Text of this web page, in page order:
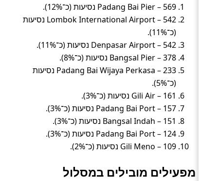
Padang Bai Pier – 569 נסיעות (כ־12%).
Lombok International Airport – 542 נסיעות
(כ־11%).
Denpasar Airport – 542 נסיעות (כ־11%).
Bangsal Pier – 378 נסיעות (כ־8%).
Padang Bai Wijaya Perkasa – 233 נסיעות
(כ־5%).
Gili Air – 161 נסיעות (כ־3%).
Padang Bai Port – 157 נסיעות (כ־3%).
Bangsal Indah – 151 נסיעות (כ־3%).
Padang Bai Port – 124 נסיעות (כ־3%).
Gili Meno – 109 נסיעות (כ־2%).
מפעילים מובילים במסלול